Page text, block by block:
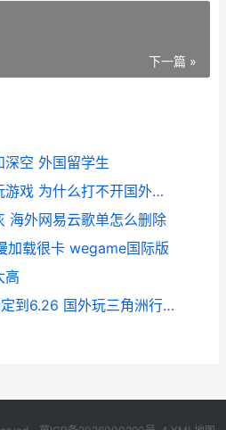
下一篇 »
深空 外国留学生
海外没办法打开魔核玩游戏 为什么打不开国外的app
海外网易云歌单怎么删除
加载很卡 wegame国际版
高
三角洲行动S10赛季确定到6.26 国外玩三角洲行动国服延迟高丢包严重如何办 三角洲行动s10赛季新地图